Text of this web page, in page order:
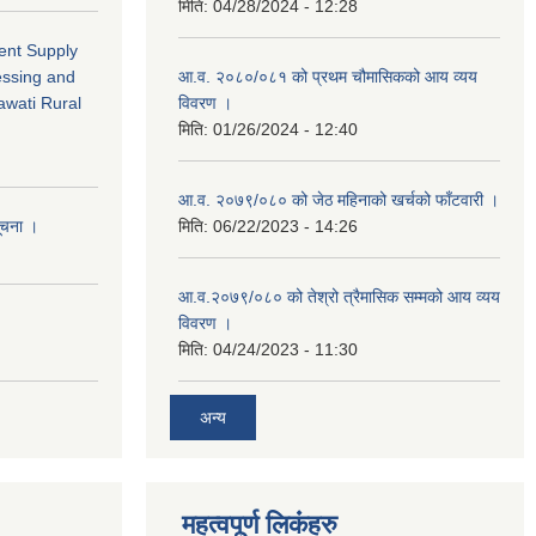
Supply
and
Rural
।
मिति: 04/28/2024 - 12:28
आ.व. २०८०/०८१ को प्रथम चौमासिकको आय व्यय
विवरण ।
मिति: 01/26/2024 - 12:40
आ.व. २०७९/०८० को जेठ महिनाको खर्चको फाँटवारी ।
मिति: 06/22/2023 - 14:26
आ.व.२०७९/०८० को तेश्रो त्रैमासिक सम्मको आय व्यय
विवरण ।
मिति: 04/24/2023 - 11:30
अन्य
महत्वपूर्ण लि‌कंंहरु